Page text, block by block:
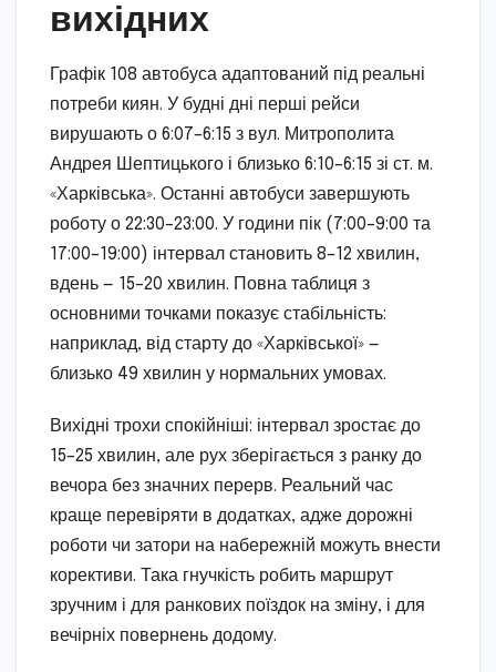
вихідних
Графік 108 автобуса адаптований під реальні
потреби киян. У будні дні перші рейси
вирушають о 6:07–6:15 з вул. Митрополита
Андрея Шептицького і близько 6:10–6:15 зі ст. м.
«Харківська». Останні автобуси завершують
роботу о 22:30–23:00. У години пік (7:00–9:00 та
17:00–19:00) інтервал становить 8–12 хвилин,
вдень — 15–20 хвилин. Повна таблиця з
основними точками показує стабільність:
наприклад, від старту до «Харківської» —
близько 49 хвилин у нормальних умовах.
Вихідні трохи спокійніші: інтервал зростає до
15–25 хвилин, але рух зберігається з ранку до
вечора без значних перерв. Реальний час
краще перевіряти в додатках, адже дорожні
роботи чи затори на набережній можуть внести
корективи. Така гнучкість робить маршрут
зручним і для ранкових поїздок на зміну, і для
вечірніх повернень додому.